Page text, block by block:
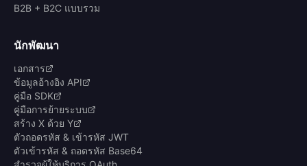
B2B + B2C แบบรวม
นักพัฒนา
เอกสาร
ข้อมูลอ้างอิง API
คู่มือ SDK
คู่มือการย้ายระบบ
สร้าง X ด้วย Y
ตัวถอดรหัส & เข้ารหัส JWT
ตัวเข้ารหัส & ถอดรหัส Base64